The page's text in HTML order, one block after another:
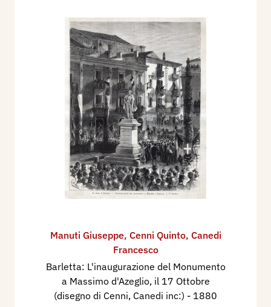
Manuti Giuseppe, Cenni Quinto, Canedi
Francesco
Barletta: L'inaugurazione del Monumento
a Massimo d'Azeglio, il 17 Ottobre
(disegno di Cenni, Canedi inc:) - 1880